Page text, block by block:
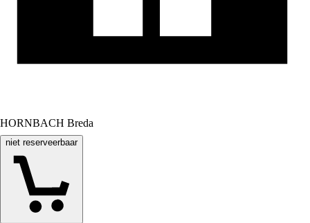
HORNBACH Breda
niet reserveerbaar